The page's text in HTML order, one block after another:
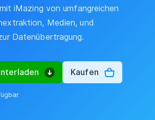
iMazing von umfangreichen
Medien, und
Datenübertragung.
Kaufen